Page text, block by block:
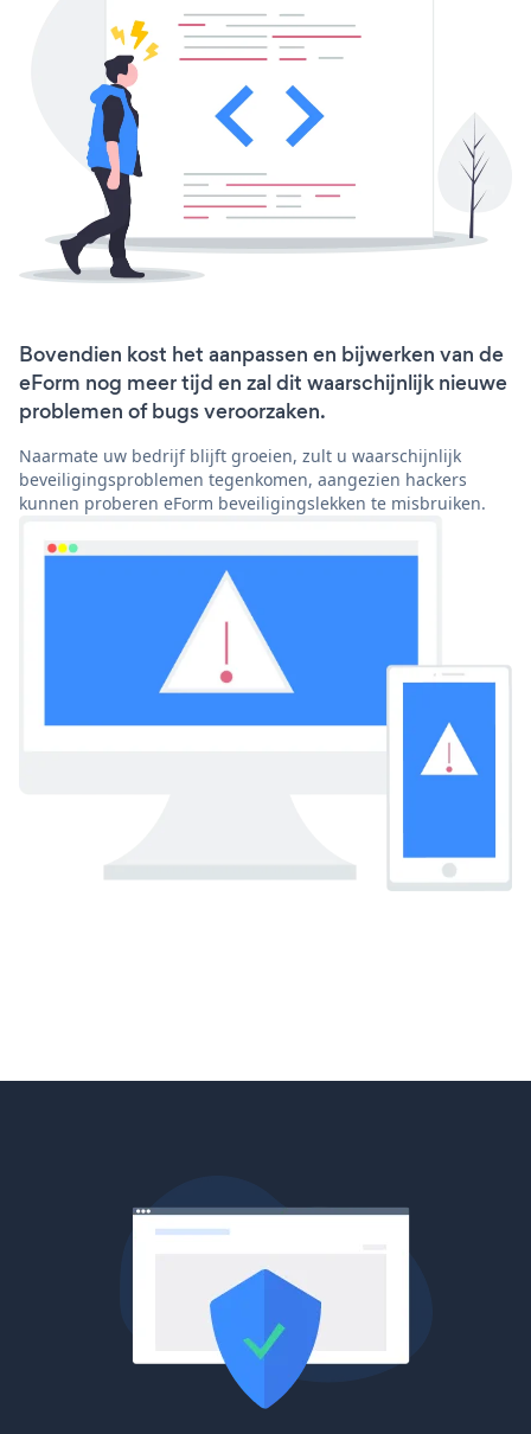
Bovendien kost het aanpassen en bijwerken van de
eForm nog meer tijd en zal dit waarschijnlijk nieuwe
problemen of bugs veroorzaken.
Naarmate uw bedrijf blijft groeien, zult u waarschijnlijk
beveiligingsproblemen tegenkomen, aangezien hackers
kunnen proberen eForm beveiligingslekken te misbruiken.